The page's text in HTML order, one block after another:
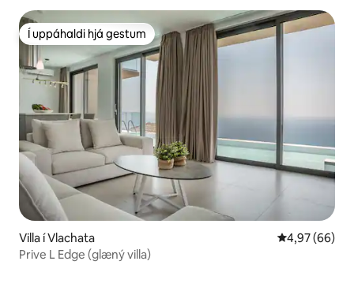
Í uppáhaldi hjá gestum
Í uppáhaldi hjá gestum
Villa í Vlachata 4,97 af 5 í
4,97 (66)
Prive L Edge (glæný villa)